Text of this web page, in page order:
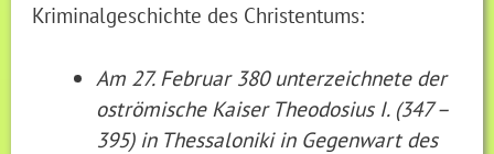
Kriminalgeschichte des Christentums:
Am 27. Februar 380 unterzeichnete der
oströmische Kaiser Theodosius I. (347 –
395) in Thessaloniki in Gegenwart des